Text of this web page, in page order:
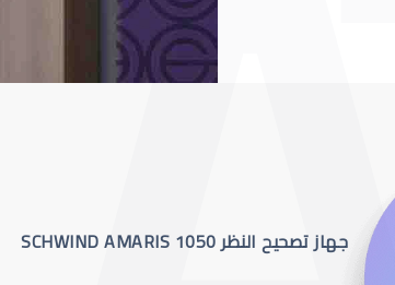
جهاز تصحيح النظر SCHWIND AMARIS 1050